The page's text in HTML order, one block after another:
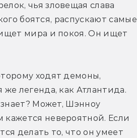
чья зловещая слава
боятся, распускают самые
мира и покоя. Он ищет
ходят демоны,
легенда, как Атлантида.
Может, Шэнноу
кажется невероятной. Если
делать то, что он умеет